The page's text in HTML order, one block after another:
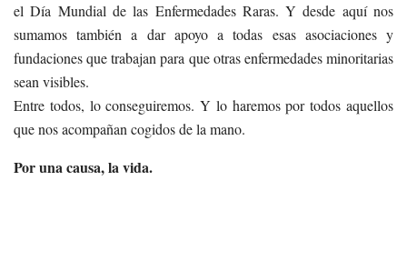
el Día Mundial de las Enfermedades Raras. Y desde aquí nos
sumamos también a dar apoyo a todas esas asociaciones y
fundaciones que trabajan para que otras enfermedades minoritarias
sean visibles.
Entre todos, lo conseguiremos. Y lo haremos por todos aquellos
que nos acompañan cogidos de la mano.
Por una causa, la vida.